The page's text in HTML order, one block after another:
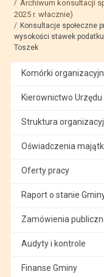
Archiwum konsultacji
2025 r. włacznie)
Konsultacje społeczne
wysokości stawek
Toszek
Komórki
Kierownictwo Urzędu
Struktura
Oświadczenia
Oferty pracy
Raport o stanie
Zamówienia
Audyty i kontrole
Finanse Gminy